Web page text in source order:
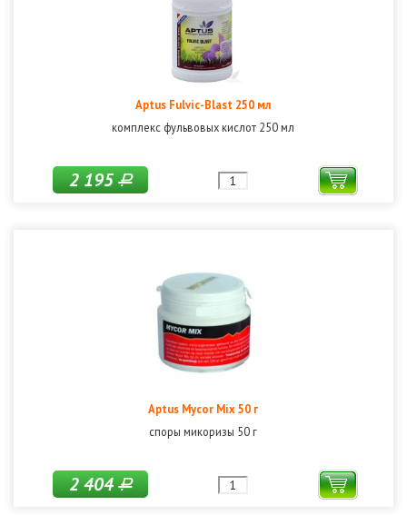
Aptus Fulvic-Blast 250 мл
комплекс фульвовых кислот 250 мл
2 195Р
Aptus Mycor Mix 50 г
споры микоризы 50 г
2 404Р